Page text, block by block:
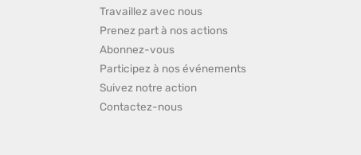
Travaillez avec nous
Prenez part à nos actions
Abonnez-vous
Participez à nos événements
Suivez notre action
Contactez-nous